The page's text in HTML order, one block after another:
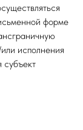
форме
исполнения
субъект